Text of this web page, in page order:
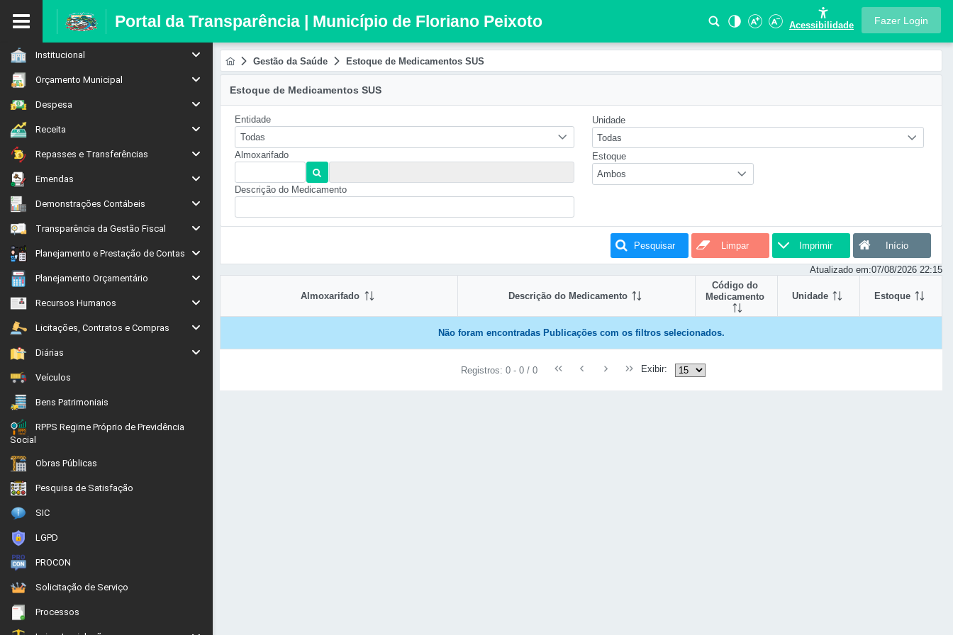
Portal da Transparência | Município de Floriano Peixoto Acessibilidade Fazer Login
Institucional
Orçamento Municipal
Despesa
Receita
Repasses e Transferências
Emendas
Demonstrações Contábeis
Transparência da Gestão Fiscal
Planejamento e Prestação de Contas
Planejamento Orçamentário
Recursos Humanos
Licitações, Contratos e Compras
Diárias
Veículos
Bens Patrimoniais
RPPS Regime Próprio de Previdência
Social
Obras Públicas
Pesquisa de Satisfação
SIC
LGPD
PROCON
Solicitação de Serviço
Processos
Gestão da Saúde Estoque de Medicamentos SUS
Estoque de Medicamentos SUS
Entidade
Todas
Almoxarifado
Descrição do Medicamento
Unidade
Todas
Estoque
Ambos
Pesquisar Limpar Imprimir Início
Atualizado em:07/08/2026 22:15
Almoxarifado Descrição do Medicamento
Código do
Medicamento
Unidade Estoque
Não foram encontradas Publicações com os filtros selecionados.
Registros: 0 - 0 / 0 Exibir: